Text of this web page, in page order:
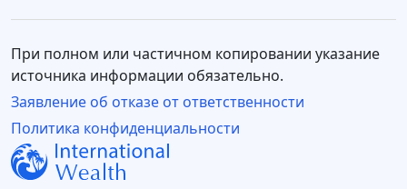
Политика конфиденциальности
При полном или частичном копировании указание
источника информации обязательно.
Заявление об отказе от ответственности